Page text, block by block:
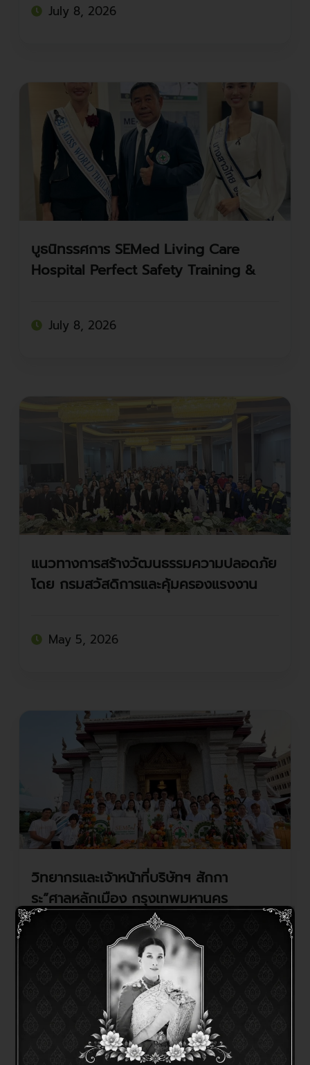
July 8, 2026
บูธนิทรรศการ SEMed Living Care
Hospital Perfect Safety Training &
July 8, 2026
แนวทางการสร้างวัฒนธรรมความปลอดภัย
โดย กรมสวัสดิการและคุ้มครองแรงงาน
May 5, 2026
วิทยากรและเจ้าหน้าที่บริษัทฯ สักกา
ระ”ศาลหลักเมือง กรุงเทพมหานคร
April 30, 2026